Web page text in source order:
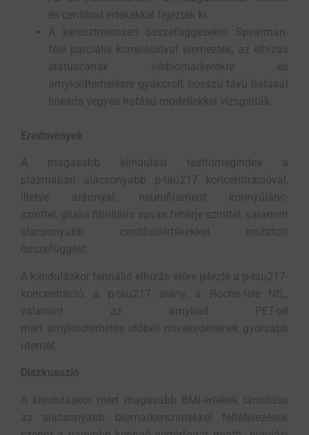
és centiloid értékekkel fejezték ki.
A keresztmetszeti összefüggéseket Spearman-
féle parciális korrelációval elemezték, az elhízás
státuszának vérbiomarkerekre és
amyloidterhelésre gyakorolt hosszú távú hatását
lineáris vegyes hatású modellekkel vizsgálták.
Eredmények
A magasabb kiindulási testtömegindex a
plazmában alacsonyabb p-tau217 koncenttrációval,
illetve aránnyal, neurofilament könnyűlánc-
szinttel, glialis fibrilláris savas fehérje szinttel, valamint
alacsonyabb centiloidértékekkel mutatott
összefüggést.
A kiinduláskor fennálló elhízás előre jelezte a p-tau217-
koncentráció, a p-tau217 arány, a Roche-féle NfL,
valamint az amyloid PET-tel
mért amyloidterhelés időbeli növekedésének gyorsabb
ütemét.
Diszkusszió
A kiinduláskor mért magasabb BMI-értékek társulása
az alacsonyabb biomarkerszintekkel feltételezések